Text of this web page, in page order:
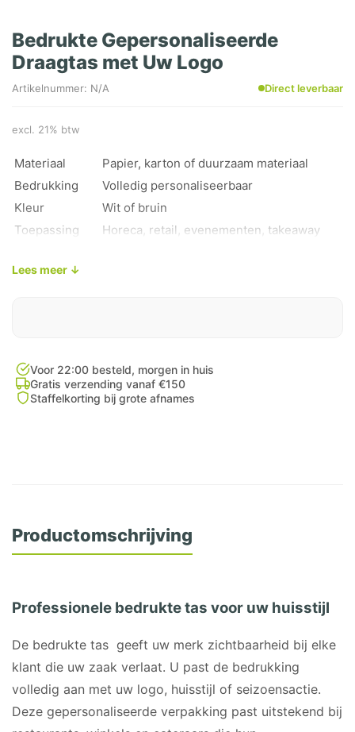
Bedrukte Gepersonaliseerde
Draagtas met Uw Logo
Artikelnummer: N/A Direct leverbaar
excl. 21% btw
Materiaal
Papier, karton of duurzaam materiaal
Bedrukking
Volledig personaliseerbaar
Kleur
Wit of bruin
Toepassing
Horeca, retail, evenementen, takeaway
Lees meer ↓
Voor 22:00 besteld, morgen in huis
Gratis verzending vanaf €150
Staffelkorting bij grote afnames
Productomschrijving
Professionele bedrukte tas voor uw huisstijl
De bedrukte tas geeft uw merk zichtbaarheid bij elke
klant die uw zaak verlaat. U past de bedrukking
volledig aan met uw logo, huisstijl of seizoensactie.
Deze gepersonaliseerde verpakking past uitstekend bij